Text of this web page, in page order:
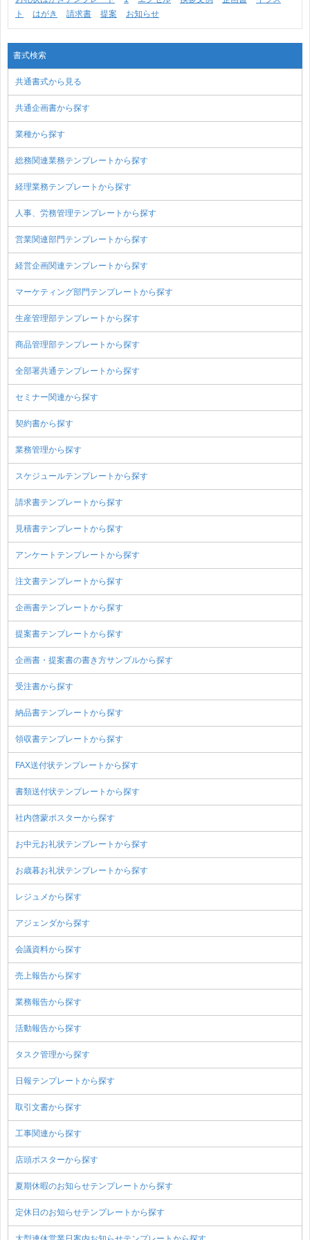
ト
はがき 請求書 提案 お知らせ
書式検索
共通書式から見る
共通企画書から探す
業種から探す
総務関連業務テンプレートから探す
経理業務テンプレートから探す
人事、労務管理テンプレートから探す
営業関連部門テンプレートから探す
経営企画関連テンプレートから探す
マーケティング部門テンプレートから探す
生産管理部テンプレートから探す
商品管理部テンプレートから探す
全部署共通テンプレートから探す
セミナー関連から探す
契約書から探す
業務管理から探す
スケジュールテンプレートから探す
請求書テンプレートから探す
見積書テンプレートから探す
アンケートテンプレートから探す
注文書テンプレートから探す
企画書テンプレートから探す
提案書テンプレートから探す
企画書・提案書の書き方サンプルから探す
受注書から探す
納品書テンプレートから探す
領収書テンプレートから探す
FAX送付状テンプレートから探す
書類送付状テンプレートから探す
社内啓蒙ポスターから探す
お中元お礼状テンプレートから探す
お歳暮お礼状テンプレートから探す
レジュメから探す
アジェンダから探す
会議資料から探す
売上報告から探す
業務報告から探す
活動報告から探す
タスク管理から探す
日報テンプレートから探す
取引文書から探す
工事関連から探す
店頭ポスターから探す
夏期休暇のお知らせテンプレートから探す
定休日のお知らせテンプレートから探す